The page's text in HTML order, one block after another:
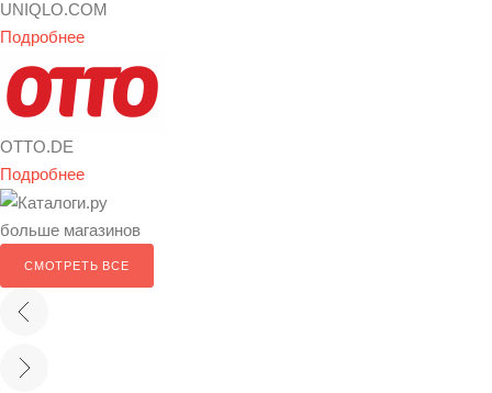
UNIQLO.COM
Подробнее
OTTO.DE
Подробнее
больше магазинов
СМОТРЕТЬ ВСЕ